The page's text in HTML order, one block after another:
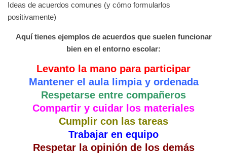
Ideas de acuerdos comunes (y cómo formularlos
positivamente)
Aquí tienes ejemplos de acuerdos que suelen funcionar
bien en el entorno escolar:
Levanto la mano para participar
Mantener el aula limpia y ordenada
Respetarse entre compañeros
Compartir y cuidar los materiales
Cumplir con las tareas
Trabajar en equipo
Respetar la opinión de los demás